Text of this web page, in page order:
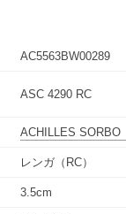
AC5563BW00289
ASC 4290 RC
ACHILLES SORBO
レンガ（RC）
3.5cm